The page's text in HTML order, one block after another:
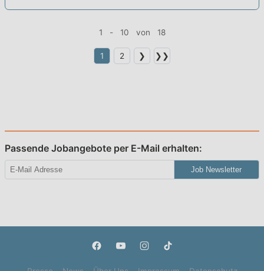
1 - 10 von 18
1 2 ❯ ❯❯
Passende Jobangebote per E-Mail erhalten:
Job Newsletter